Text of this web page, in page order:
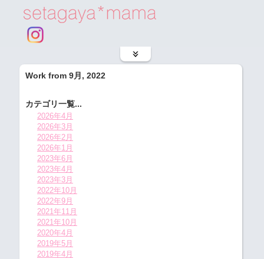
Work from 9月, 2022
カテゴリ一覧...
2026年4月
2026年3月
2026年2月
2026年1月
2023年6月
2023年4月
2023年3月
2022年10月
2022年9月
2021年11月
2021年10月
2020年4月
2019年5月
2019年4月